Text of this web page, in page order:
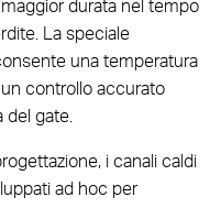
durata nel tempo
La speciale
una temperatura
controllo accurato
del gate.
i canali caldi
ad hoc per